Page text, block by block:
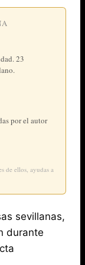
23
por el autor
de ellos, ayudas a
sevillanas,
durante